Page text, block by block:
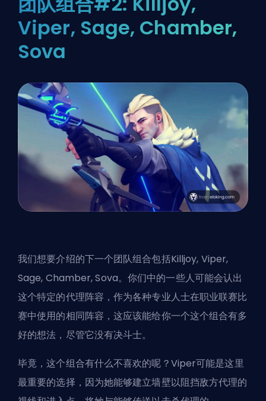
Viper, Sage, Chamber,
Sova
我们想要介绍的下一个团队组合包括Killjoy, Viper,
Sage, Chamber, Sova。你们中的一些人可能会认出
这个特定的代理阵容，作为各种专业人士在职业联赛比
赛中使用的相同阵容，这应该能给你一个这个组合有多
好的想法，尽管它没有决斗士。
毕竟，这个组合有什么不喜欢的呢？Viper可能是这里
最重要的选择，因为她能够建立墙壁以阻挡敌方代理的